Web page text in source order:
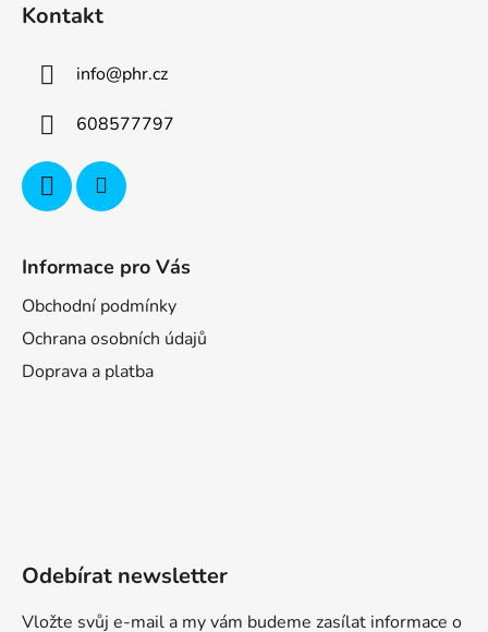
Kontakt
info@phr.cz
608577797
Informace pro Vás
Obchodní podmínky
Ochrana osobních údajů
Doprava a platba
Odebírat newsletter
Vložte svůj e-mail a my vám budeme zasílat informace o